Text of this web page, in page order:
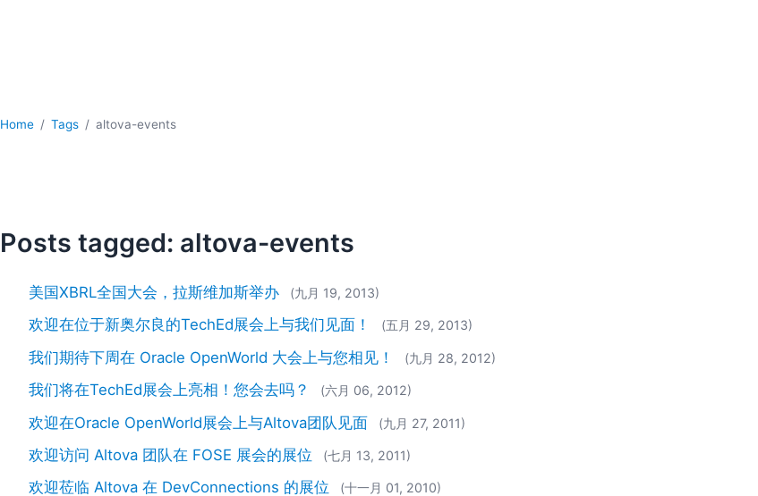
Home Tags altova-events
Posts tagged: altova-events
美国XBRL全国大会，拉斯维加斯举办 (九月 19, 2013)
欢迎在位于新奥尔良的TechEd展会上与我们见面！ (五月 29, 2013)
我们期待下周在 Oracle OpenWorld 大会上与您相见！ (九月 28, 2012)
我们将在TechEd展会上亮相！您会去吗？ (六月 06, 2012)
欢迎在Oracle OpenWorld展会上与Altova团队见面 (九月 27, 2011)
欢迎访问 Altova 团队在 FOSE 展会的展位 (七月 13, 2011)
欢迎莅临 Altova 在 DevConnections 的展位 (十一月 01, 2010)